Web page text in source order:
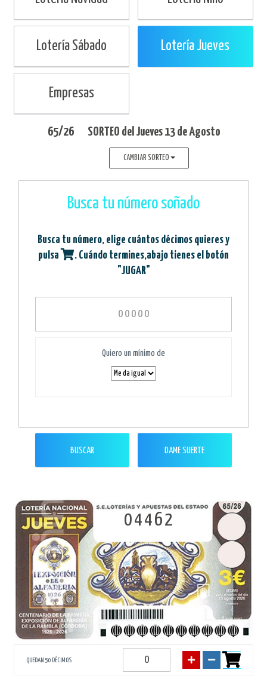
Lotería Sábado Lotería Jueves
Empresas
65/26 SORTEO del Jueves 13 de Agosto
CAMBIAR SORTEO
Busca tu número soñado
Busca tu número, elige cuántos décimos quieres y
pulsa
. Cuándo termines,abajo tienes el botón
"JUGAR"
Quiero un mínimo de
BUSCAR DAME SUERTE
04462
QUEDAN 50 DÉCIMOS